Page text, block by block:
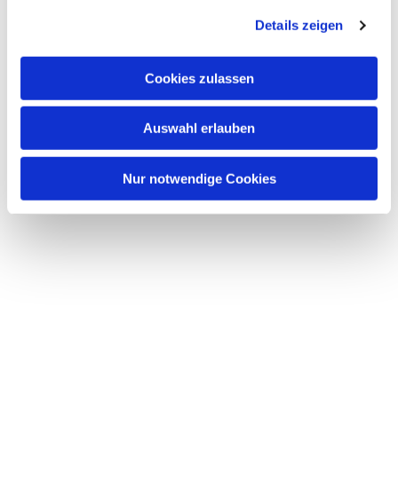
Details zeigen
Cookies zulassen
Auswahl erlauben
Nur notwendige Cookies
interessieren